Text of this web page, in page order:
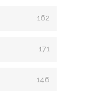
162
171
146